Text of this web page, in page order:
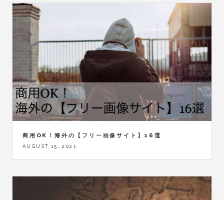
商用OK！海外の【フリー画像サイト】16選
AUGUST 15, 2021